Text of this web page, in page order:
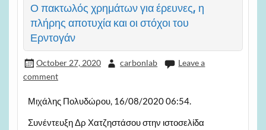
Ο πακτωλός χρημάτων για έρευνες, η
πλήρης αποτυχία και οι στόχοι του
Ερντογάν
October 27, 2020 carbonlab
Leave a
comment
Μιχάλης Πολυδώρου, 16/08/2020 06:54.
Συνέντευξη Δρ Χατζηστάσου στην ιστοσελίδα